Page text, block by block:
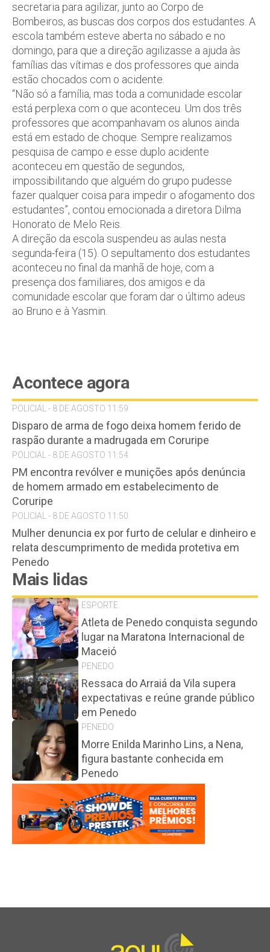
secretaria para agilizar, junto ao Corpo de
Bombeiros, as buscas dos corpos dos estudantes. A
escola também esteve aberta no sábado e no
domingo, para que a direção agilizasse a ajuda às
famílias das vítimas e dos professores que ainda
estão chocados com o acidente.
“Não só a família, mas toda a comunidade escolar
está perplexa com o que aconteceu. Um dos três
professores que acompanhavam os alunos ainda
está em estado de choque. Sempre realizamos
pesquisa de campo e esse duplo acidente
aconteceu em questão de segundos,
impossibilitando que alguém do grupo pudesse
fazer qualquer coisa para impedir o afogamento dos
estudantes”, contou emocionada a diretora Dilma
Honorato de Melo Reis.
A direção da escola suspendeu as aulas nesta
segunda-feira (15). O sepultamento dos estudantes
aconteceu no final da manhã de hoje, com a
presença dos familiares, dos amigos e da
comunidade escolar que foram dar o último adeus
ao Bruno e à Yasmin.
Acontece agora
POLICIAL - 8 DE AGOSTO 11:59
Disparo de arma de fogo deixa homem ferido de
raspão durante a madrugada em Coruripe
POLICIAL - 8 DE AGOSTO 11:54
PM encontra revólver e munições após denúncia
de homem armado em estabelecimento de
Coruripe
POLICIAL - 8 DE AGOSTO 11:50
Mulher denuncia ex por furto de celular e dinheiro e
relata descumprimento de medida protetiva em
Penedo
Mais lidas
ESPORTE
Atleta de Penedo conquista segundo
lugar na Maratona Internacional de
Maceió
PENEDO
Ressaca do Arraiá da Vila supera
expectativas e reúne grande público
em Penedo
PENEDO
Morre Enilda Marinho Lins, a Nena,
figura bastante conhecida em
Penedo